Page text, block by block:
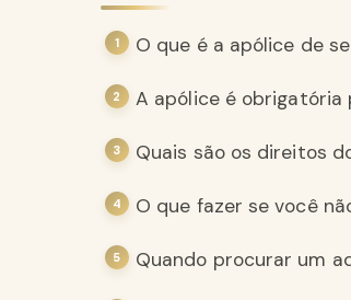
O que é a apólice de
A apólice é obrigatória
Quais são os direitos
O que fazer se você
Quando procurar um